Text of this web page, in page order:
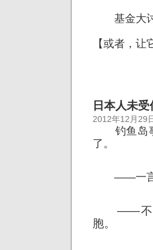
基金大讨
【或者，
日本人未
2012年12月29
钓鱼岛事
了。
——一言不
——不骂
胞。